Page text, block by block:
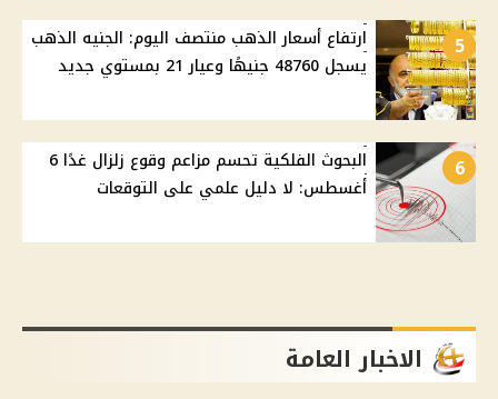
5
ارتفاع أسعار الذهب منتصف اليوم: الجنيه الذهب
يسجل 48760 جنيهًا وعيار 21 بمستوي جديد
6
البحوث الفلكية تحسم مزاعم وقوع زلزال غدًا 6
أغسطس: لا دليل علمي على التوقعات
الاخبار العامة